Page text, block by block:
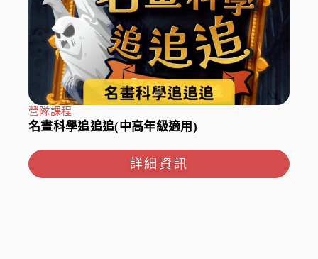
營隊課程
名畫科學追追追(中高年級適用)
詳細資訊